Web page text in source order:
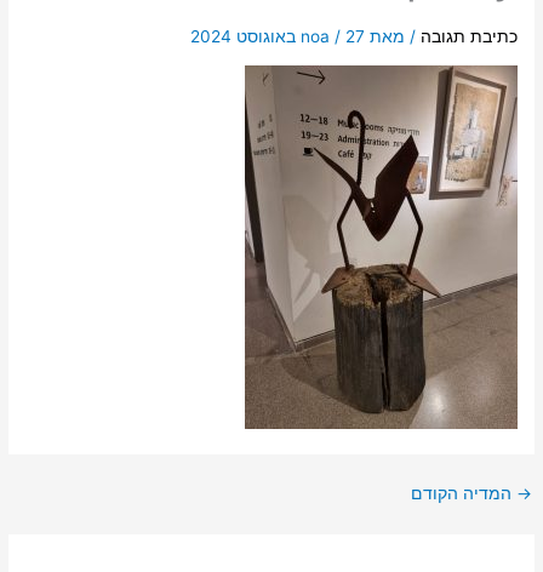
כתיבת תגובה / מאת noa / 27 באוגוסט 2024
→ המדיה הקודם